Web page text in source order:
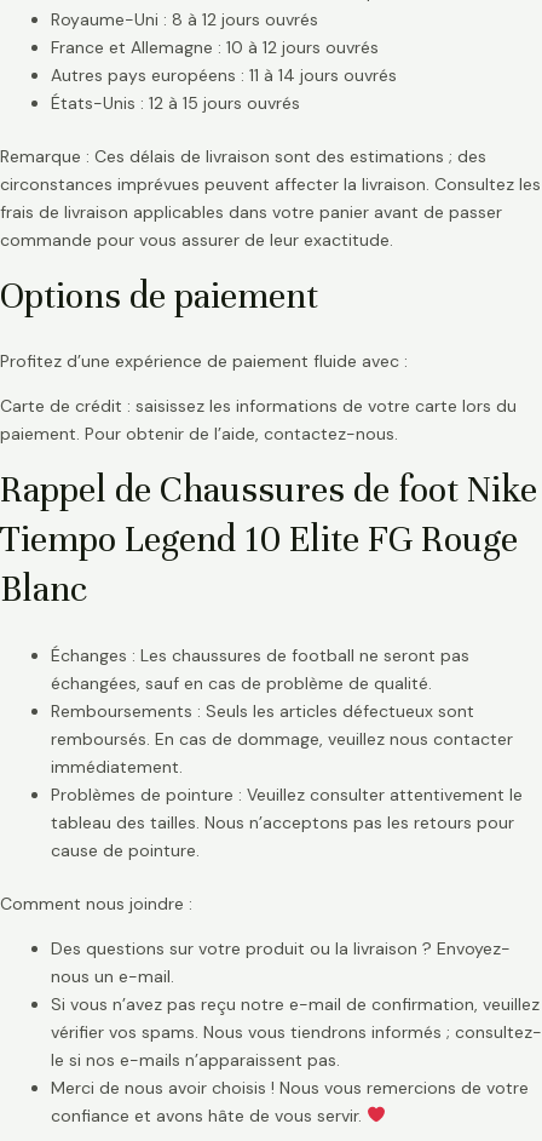
Royaume-Uni : 8 à 12 jours ouvrés
France et Allemagne : 10 à 12 jours ouvrés
Autres pays européens : 11 à 14 jours ouvrés
États-Unis : 12 à 15 jours ouvrés
Remarque : Ces délais de livraison sont des estimations ; des
circonstances imprévues peuvent affecter la livraison. Consultez les
frais de livraison applicables dans votre panier avant de passer
commande pour vous assurer de leur exactitude.
Options de paiement
Profitez d’une expérience de paiement fluide avec :
Carte de crédit : saisissez les informations de votre carte lors du
paiement. Pour obtenir de l’aide, contactez-nous.
Rappel de Chaussures de foot Nike
Tiempo Legend 10 Elite FG Rouge
Blanc
Échanges : Les chaussures de football ne seront pas
échangées, sauf en cas de problème de qualité.
Remboursements : Seuls les articles défectueux sont
remboursés. En cas de dommage, veuillez nous contacter
immédiatement.
Problèmes de pointure : Veuillez consulter attentivement le
tableau des tailles. Nous n’acceptons pas les retours pour
cause de pointure.
Comment nous joindre :
Des questions sur votre produit ou la livraison ? Envoyez-
nous un e-mail.
Si vous n’avez pas reçu notre e-mail de confirmation, veuillez
vérifier vos spams. Nous vous tiendrons informés ; consultez-
le si nos e-mails n’apparaissent pas.
Merci de nous avoir choisis ! Nous vous remercions de votre
confiance et avons hâte de vous servir.